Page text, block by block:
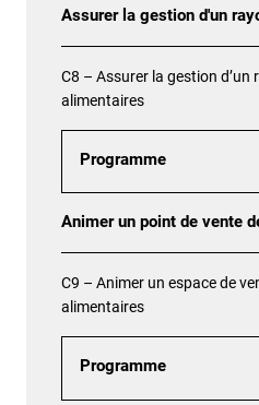
Assurer la gestion d'un
C8 – Assurer la gestion d’un
alimentaires
Programme
Animer un point de vente
C9 – Animer un espace de
alimentaires
Programme